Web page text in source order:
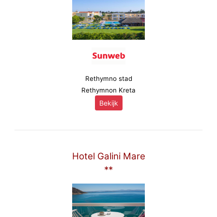
Rethymno stad
Rethymnon Kreta
Bekijk
Hotel Galini Mare
**